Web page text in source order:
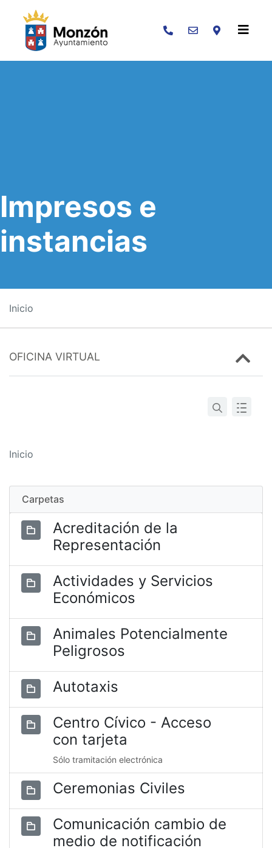
Buscar
Impresos e
instancias
Inicio
OFICINA VIRTUAL
Inicio
Carpetas
Acreditación de la
Representación
Actividades y Servicios
Económicos
Animales Potencialmente
Peligrosos
Autotaxis
Centro Cívico - Acceso
con tarjeta
Sólo tramitación electrónica
Ceremonias Civiles
Comunicación cambio de
medio de notificación